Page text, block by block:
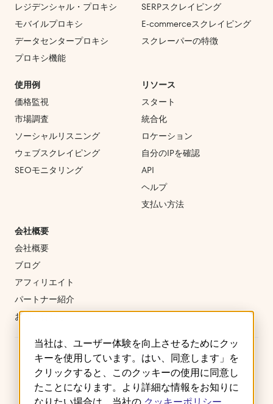
当社は、ユーザー体験を向上させるためにクッ
キーを使用しています。はい、同意します」を
クリックすると、このクッキーの使用に同意し
たことになります。より詳細な情報をお知りに
レジデンシャル・プロキシ
モバイルプロキシ
データセンタープロキシ
プロキシ機能
SERPスクレイピング
E‑commerceスクレイピング
スクレーパーの特徴
使用例
価格監視
市場調査
ソーシャルリスニング
ウェブスクレイピング
SEOモニタリング
リソース
スタート
統合化
ロケーション
自分のIPを確認
API
ヘルプ
支払い方法
会社概要
会社概要
ブログ
アフィリエイト
パートナー紹介
お問い合わせ
ご利用規約 プライバシーポリシー
クッキー
返金・キャンセルポリシー
サービスレベルアグリーメント